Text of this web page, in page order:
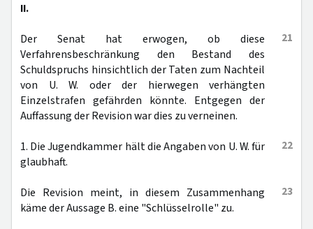
II.
21
Der Senat hat erwogen, ob diese
Verfahrensbeschränkung den Bestand des
Schuldspruchs hinsichtlich der Taten zum Nachteil
von U. W. oder der hierwegen verhängten
Einzelstrafen gefährden könnte. Entgegen der
Auffassung der Revision war dies zu verneinen.
22
1. Die Jugendkammer hält die Angaben von U. W. für
glaubhaft.
23
Die Revision meint, in diesem Zusammenhang
käme der Aussage B. eine "Schlüsselrolle" zu.